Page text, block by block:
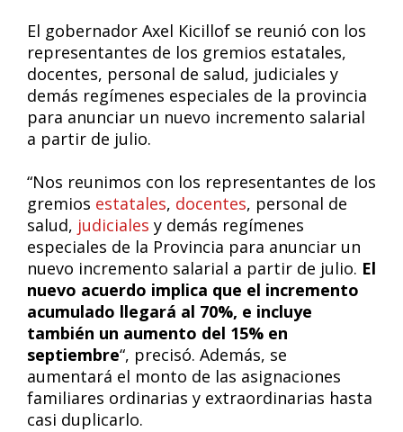
El gobernador Axel Kicillof se reunió con los
representantes de los gremios estatales,
docentes, personal de salud, judiciales y
demás regímenes especiales de la provincia
para anunciar un nuevo incremento salarial
a partir de julio.
“Nos reunimos con los representantes de los
gremios estatales, docentes, personal de
salud, judiciales y demás regímenes
especiales de la Provincia para anunciar un
nuevo incremento salarial a partir de julio. El
nuevo acuerdo implica que el incremento
acumulado llegará al 70%, e incluye
también un aumento del 15% en
septiembre“, precisó. Además, se
aumentará el monto de las asignaciones
familiares ordinarias y extraordinarias hasta
casi duplicarlo.